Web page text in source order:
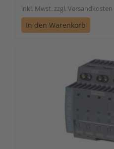
inkl. Mwst. zzgl. Versandkosten
In den Warenkorb